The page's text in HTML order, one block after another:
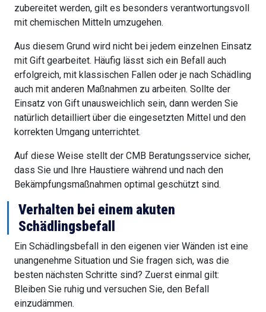
zubereitet werden, gilt es besonders verantwortungsvoll
mit chemischen Mitteln umzugehen.
Aus diesem Grund wird nicht bei jedem einzelnen Einsatz
mit Gift gearbeitet. Häufig lässt sich ein Befall auch
erfolgreich, mit klassischen Fallen oder je nach Schädling
auch mit anderen Maßnahmen zu arbeiten. Sollte der
Einsatz von Gift unausweichlich sein, dann werden Sie
natürlich detailliert über die eingesetzten Mittel und den
korrekten Umgang unterrichtet.
Auf diese Weise stellt der CMB Beratungsservice sicher,
dass Sie und Ihre Haustiere während und nach den
Bekämpfungsmaßnahmen optimal geschützt sind.
Verhalten bei einem akuten
Schädlingsbefall
Ein Schädlingsbefall in den eigenen vier Wänden ist eine
unangenehme Situation und Sie fragen sich, was die
besten nächsten Schritte sind? Zuerst einmal gilt:
Bleiben Sie ruhig und versuchen Sie, den Befall
einzudämmen.